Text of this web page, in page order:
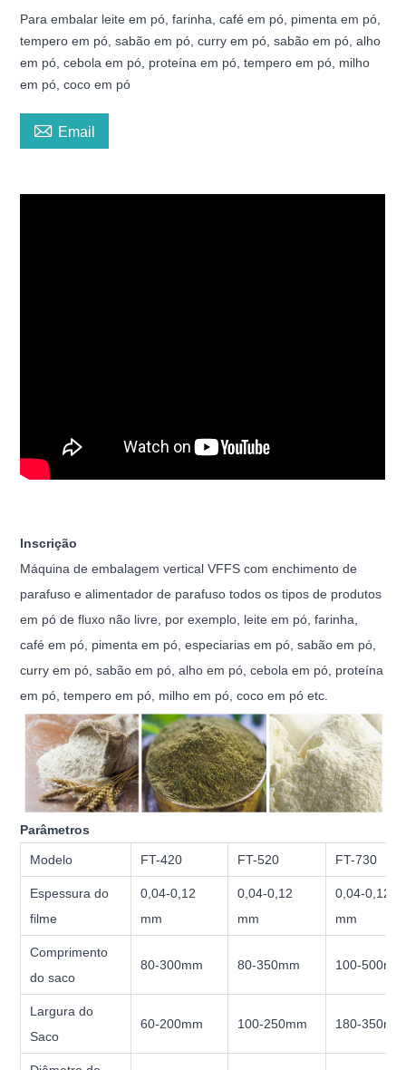
Para embalar leite em pó, farinha, café em pó, pimenta em pó,
tempero em pó, sabão em pó, curry em pó, sabão em pó, alho
em pó, cebola em pó, proteína em pó, tempero em pó, milho
em pó, coco em pó
 Email
Inscrição
Máquina de embalagem vertical VFFS com enchimento de
parafuso e alimentador de parafuso todos os tipos de produtos
em pó de fluxo não livre, por exemplo, leite em pó, farinha,
café em pó, pimenta em pó, especiarias em pó, sabão em pó,
curry em pó, sabão em pó, alho em pó, cebola em pó, proteína
em pó, tempero em pó, milho em pó, coco em pó etc.
Parâmetros
Modelo FT-420 FT-520 FT-730
Espessura do
filme
0,04-0,12
mm
0,04-0,12
mm
0,04-0,12
mm
Comprimento
do saco
80-300mm 80-350mm 100-500mm
Largura do
Saco
60-200mm 100-250mm 180-350mm